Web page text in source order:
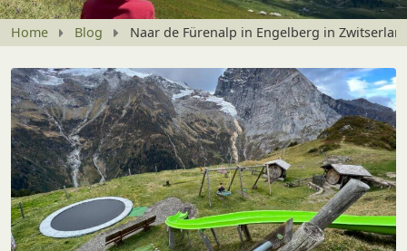
Home Blog Naar de Fürenalp in Engelberg in